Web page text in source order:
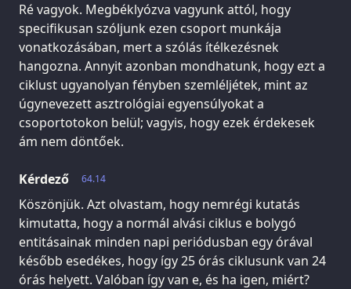
Ré vagyok. Megbéklyózva vagyunk attól, hogy
specifikusan szóljunk ezen csoport munkája
vonatkozásában, mert a szólás ítélkezésnek
hangozna. Annyit azonban mondhatunk, hogy ezt a
ciklust ugyanolyan fényben szemléljétek, mint az
úgynevezett asztrológiai egyensúlyokat a
csoportotokon belül; vagyis, hogy ezek érdekesek
ám nem döntőek.
64.14
Kérdező
Köszönjük. Azt olvastam, hogy nemrégi kutatás
kimutatta, hogy a normál alvási ciklus e bolygó
entitásainak minden napi periódusban egy órával
később esedékes, hogy így 25 órás ciklusunk van 24
órás helyett. Valóban így van e, és ha igen, miért?